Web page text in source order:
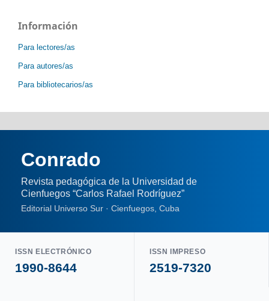
Información
Para lectores/as
Para autores/as
Para bibliotecarios/as
Conrado
Revista pedagógica de la Universidad de
Cienfuegos “Carlos Rafael Rodríguez”
Editorial Universo Sur · Cienfuegos, Cuba
ISSN ELECTRÓNICO
1990-8644
ISSN IMPRESO
2519-7320